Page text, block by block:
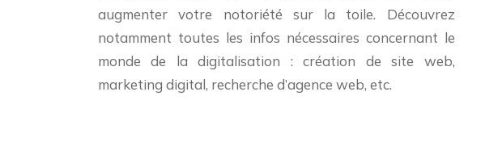
augmenter votre notoriété sur la toile. Découvrez
notamment toutes les infos nécessaires concernant le
monde de la digitalisation : création de site web,
marketing digital, recherche d’agence web, etc.